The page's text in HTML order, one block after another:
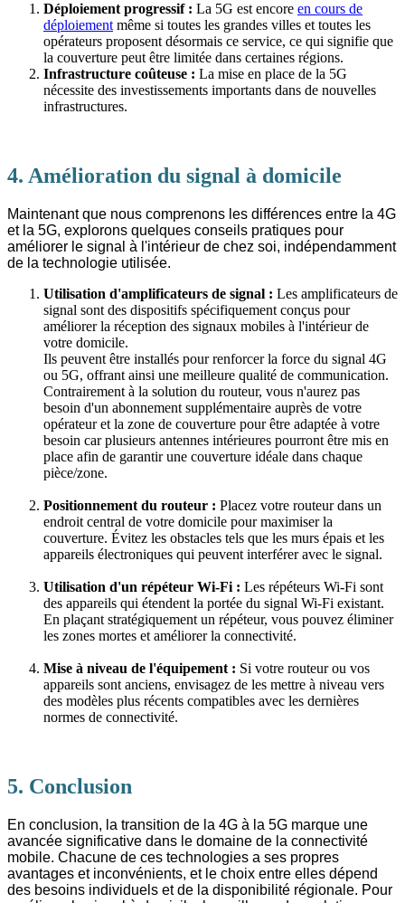
Déploiement progressif : La 5G est encore en cours de
déploiement même si toutes les grandes villes et toutes les
opérateurs proposent désormais ce service, ce qui signifie que
la couverture peut être limitée dans certaines régions.
Infrastructure coûteuse : La mise en place de la 5G
nécessite des investissements importants dans de nouvelles
infrastructures.
4. Amélioration du signal à domicile
Maintenant que nous comprenons les différences entre la 4G
et la 5G, explorons quelques conseils pratiques pour
améliorer le signal à l'intérieur de chez soi, indépendamment
de la technologie utilisée.
Utilisation d'amplificateurs de signal : Les amplificateurs de
signal sont des dispositifs spécifiquement conçus pour
améliorer la réception des signaux mobiles à l'intérieur de
votre domicile.
Ils peuvent être installés pour renforcer la force du signal 4G
ou 5G, offrant ainsi une meilleure qualité de communication.
Contrairement à la solution du routeur, vous n'aurez pas
besoin d'un abonnement supplémentaire auprès de votre
opérateur et la zone de couverture pour être adaptée à votre
besoin car plusieurs antennes intérieures pourront être mis en
place afin de garantir une couverture idéale dans chaque
pièce/zone.
Positionnement du routeur : Placez votre routeur dans un
endroit central de votre domicile pour maximiser la
couverture. Évitez les obstacles tels que les murs épais et les
appareils électroniques qui peuvent interférer avec le signal.
Utilisation d'un répéteur Wi-Fi : Les répéteurs Wi-Fi sont
des appareils qui étendent la portée du signal Wi-Fi existant.
En plaçant stratégiquement un répéteur, vous pouvez éliminer
les zones mortes et améliorer la connectivité.
Mise à niveau de l'équipement : Si votre routeur ou vos
appareils sont anciens, envisagez de les mettre à niveau vers
des modèles plus récents compatibles avec les dernières
normes de connectivité.
5. Conclusion
En conclusion, la transition de la 4G à la 5G marque une
avancée significative dans le domaine de la connectivité
mobile. Chacune de ces technologies a ses propres
avantages et inconvénients, et le choix entre elles dépend
des besoins individuels et de la disponibilité régionale. Pour